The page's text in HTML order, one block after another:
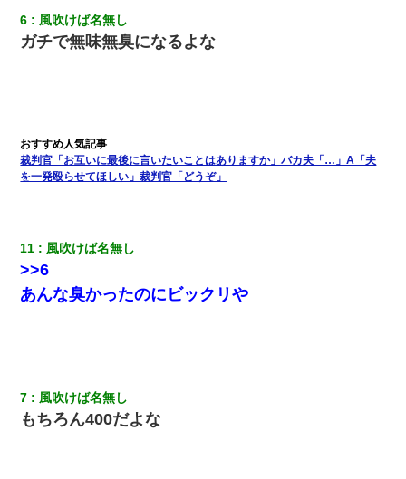
結婚生活10ヶ月目で嫁から一方的に「もう冷めた」と離婚切り出
された
ホテルに泊まったんだけど従業員が最悪だった。折角の旅行で何
故私が怒鳴られなきゃいけなかったのだ
子供の頃、母の弟にイタズラされてて中学に入ってから関係を持
ってしまった。拒絶したら「全部バラしてやる」と脅迫されたの
で両親に全部話した。
彼女にプロポーズしてOK貰った俺、告げられた結婚条件にブチ切
れて無事婚約破棄・・・
6 風吹けば名無し
ガチで無味無臭になるよな
裁判官「お互いに最後に言いたいことはありますか」バカ夫「…」A「夫
を一発殴らせてほしい」裁判官「どうぞ」
11 風吹けば名無し
>>6
あんな臭かったのにビックリや
7 風吹けば名無し
もちろん400だよな